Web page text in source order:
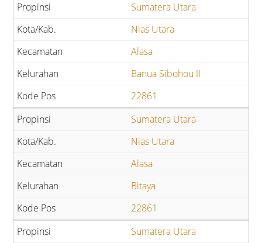
Sumatera Utara
Nias Utara
Alasa
Banua Sibohou II
22861
Sumatera Utara
Nias Utara
Alasa
Bitaya
22861
Sumatera Utara